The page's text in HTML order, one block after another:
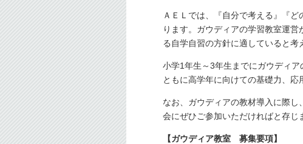
ＡＥＬでは、『自分で考える』『
ります。ガウディアの学習教室運
る自学自習の方針に適していると考
小学1年生～3年生までにガウディ
ともに高学年に向けての基礎力、応
なお、ガウディアの教材導入に際
会にぜひご参加いただければと存じ
【ガウディア教室 募集要項】